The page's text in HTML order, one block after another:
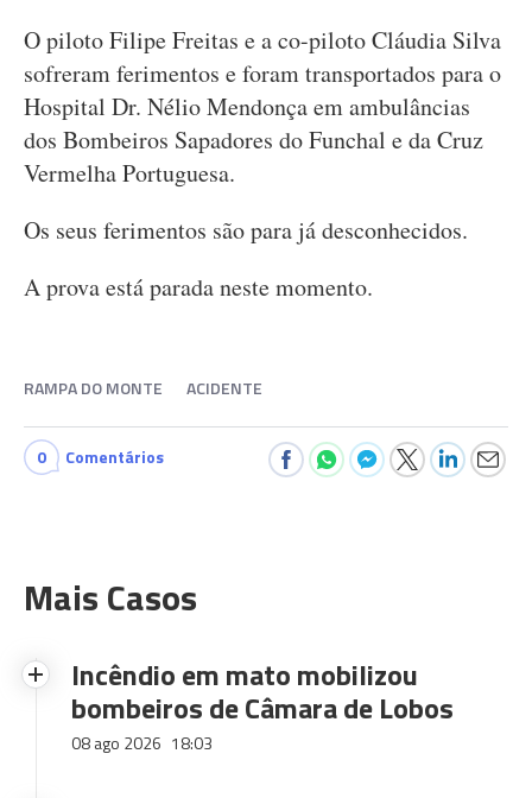
O piloto Filipe Freitas e a co-piloto Cláudia Silva
sofreram ferimentos e foram transportados para o
Hospital Dr. Nélio Mendonça em ambulâncias
dos Bombeiros Sapadores do Funchal e da Cruz
Vermelha Portuguesa.
Os seus ferimentos são para já desconhecidos.
A prova está parada neste momento.
RAMPA DO MONTE ACIDENTE
0 Comentários
Mais Casos
Incêndio em mato mobilizou
bombeiros de Câmara de Lobos
08 ago 2026 18:03